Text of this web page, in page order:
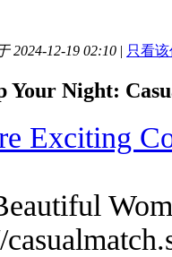
2024-12-19 02:10 | 只看
Your Night:
Exciting